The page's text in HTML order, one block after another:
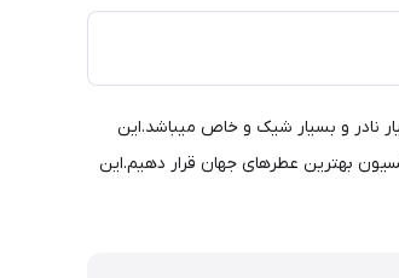
نادر و بسیار شیک و خاص میباشد.این
بهترین عطرهای جهان قرار دهیم.این